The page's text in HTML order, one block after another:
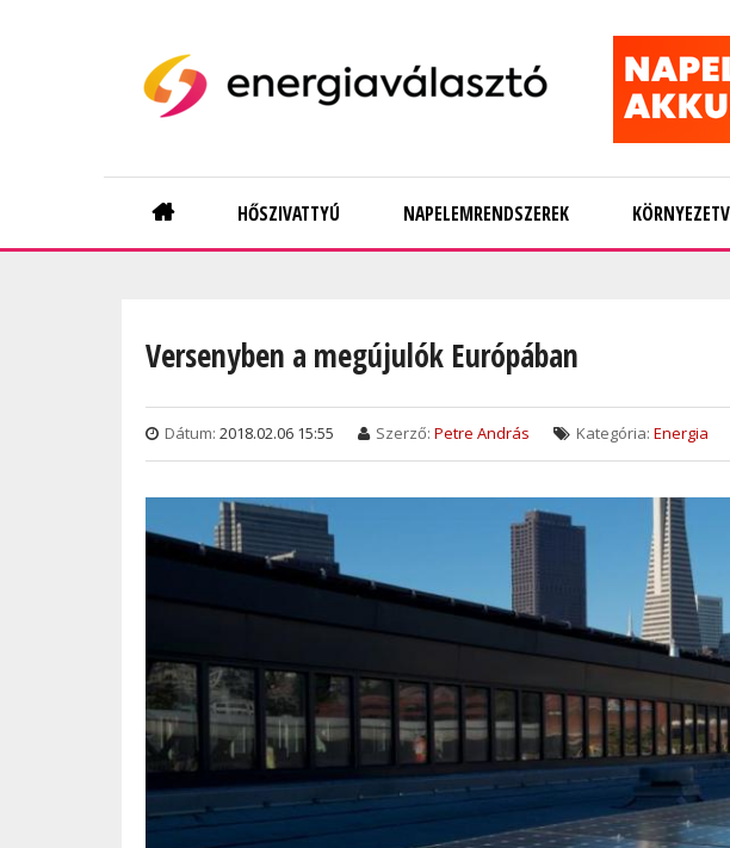
Main
navigation
HŐSZIVATTYÚ NAPELEMRENDSZEREK
Versenyben a megújulók Európában
Dátum: 2018.02.06 15:55 Szerző: Petre András Kategória: Energia